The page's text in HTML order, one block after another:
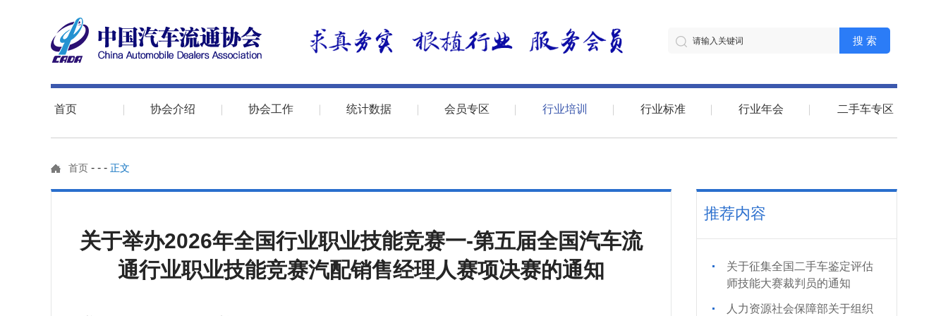
搜 索
首页 协会介绍 协会工作 统计数据 会员专区 行业培训 行业标准 行业年会 二手车专区
首页 - - - 正文
关于举办2026年全国行业职业技能竞赛一-第五届全国汽车流
通行业职业技能竞赛汽配销售经理人赛项决赛的通知
推荐内容
关于征集全国二手车鉴定评估
师技能大赛裁判员的通知
人力资源社会保障部关于组织